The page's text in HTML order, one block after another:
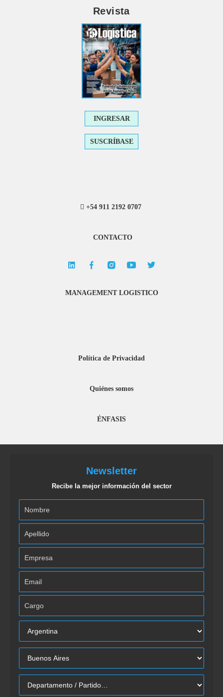
Revista
INGRESAR
SUSCRÍBASE
+54 911 2192 0707
CONTACTO
MANAGEMENT LOGISTICO
Política de Privacidad
Quiénes somos
ÉNFASIS
Newsletter
Recibe la mejor información del sector